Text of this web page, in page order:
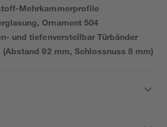
Mehrkammerprofile
Ornament 504
und tiefenverstellbar Türbänder
92 mm, Schlossnuss 8 mm)